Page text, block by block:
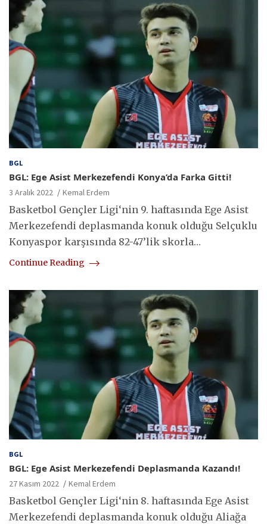
BGL
BGL: Ege Asist Merkezefendi Konya’da Farka Gitti!
3 Aralık 2022 Kemal Erdem
Basketbol Gençler Ligi‘nin 9. haftasında Ege Asist
Merkezefendi deplasmanda konuk olduğu Selçuklu
Konyaspor karşısında 82-47’lik skorla…
Continue Reading
BGL
BGL: Ege Asist Merkezefendi Deplasmanda Kazandı!
27 Kasım 2022 Kemal Erdem
Basketbol Gençler Ligi‘nin 8. haftasında Ege Asist
Merkezefendi deplasmanda konuk olduğu Aliağa